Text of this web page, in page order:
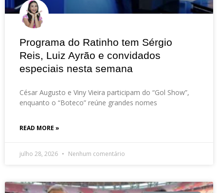
Programa do Ratinho tem Sérgio
Reis, Luiz Ayrão e convidados
especiais nesta semana
César Augusto e Viny Vieira participam do “Gol Show”,
enquanto o “Boteco” reúne grandes nomes
READ MORE »
julho 28, 2026 Nenhum comentário